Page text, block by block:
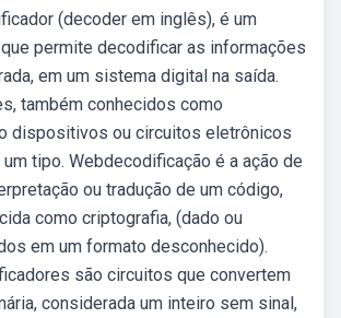
(decoder em inglês), é um
permite decodificar as informações
em um sistema digital na saída.
também conhecidos como
dispositivos ou circuitos eletrônicos
tipo. Webdecodificação é a ação de
ou tradução de um código,
como criptografia, (dado ou
em um formato desconhecido).
são circuitos que convertem
considerada um inteiro sem sinal,